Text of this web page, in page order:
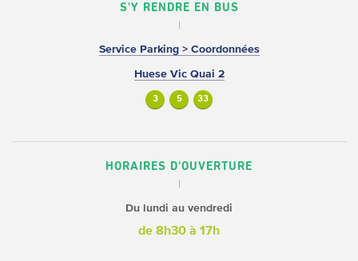
S'Y RENDRE EN BUS
Service Parking > Coordonnées
Huese Vic Quai 2
3 5 33
HORAIRES D'OUVERTURE
Du lundi au vendredi
de 8h30 à 17h